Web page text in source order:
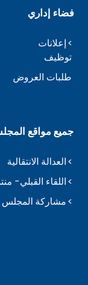
فضاء إداري
إعلانات
توظيف
طلبات العروض
جميع مواقع
العدالة الانتقالية
اللقاء القبلي-
مشاركة المجلس